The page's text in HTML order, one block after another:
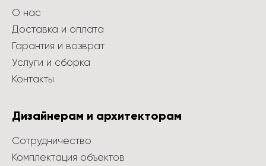
О нас
Доставка и оплата
Гарантия и возврат
Услуги и сборка
Контакты
Дизайнерам и архитекторам
Сотрудничество
Комплектация объектов